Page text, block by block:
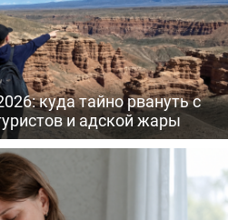
куда тайно рвануть с
и адской жары